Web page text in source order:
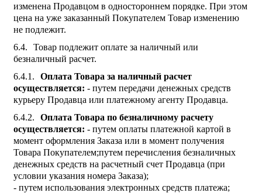
изменена Продавцом в одностороннем порядке. При этом
цена на уже заказанный Покупателем Товар изменению
не подлежит.
Товар подлежит оплате за наличный или
безналичный расчет.
Оплата Товара за наличный расчет
осуществляется: - путем передачи денежных средств
курьеру Продавца или платежному агенту Продавца.
Оплата Товара по безналичному расчету
осуществляется: - путем оплаты платежной картой в
момент оформления Заказа или в момент получения
Товара Покупателем;путем перечисления безналичных
денежных средств на расчетный счет Продавца (при
условии указания номера Заказа);
- путем использования электронных средств платежа;